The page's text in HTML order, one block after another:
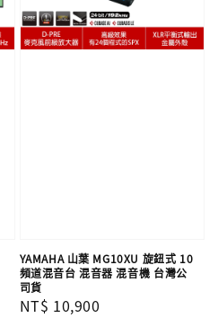
YAMAHA 山葉 MG10XU 旋鈕式 10
頻道混音台 混音器 混音機 台灣公
司貨
Regular
NT$ 10,900